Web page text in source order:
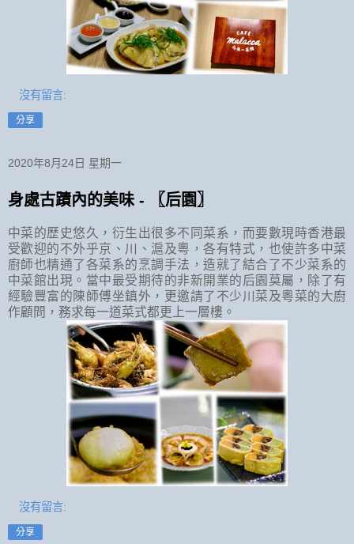
沒有留言:
分享
2020年8月24日 星期一
身處古蹟內的美味 - 〖后園〗
中菜的歷史悠久，衍生出很多不同菜系，而要數現時香港最
受歡迎的不外乎京、川、滬及粵，各有特式，也使許多中菜
廚師也精通了各菜系的烹調手法，造就了結合了不少菜系的
中菜館出現。當中最受期待的非新開業的后園莫屬，除了有
經驗豐富的陳師傅坐鎮外，更邀請了不少川菜及粵菜的大廚
作顧問，務求每一道菜式都更上一層樓。
沒有留言:
分享